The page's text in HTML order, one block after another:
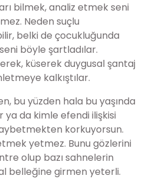
bilmek, analiz etmek seni
Neden suçlu
belki de çocukluğunda
böyle şartladılar.
küserek duygusal şantaj
kalkıştılar.
bu yüzden hala bu yaşında
da kimle efendi ilişkisi
korkuyorsun.
yetmez. Bunu gözlerini
olup bazı sahnelerin
belleğine girmen yeterli.